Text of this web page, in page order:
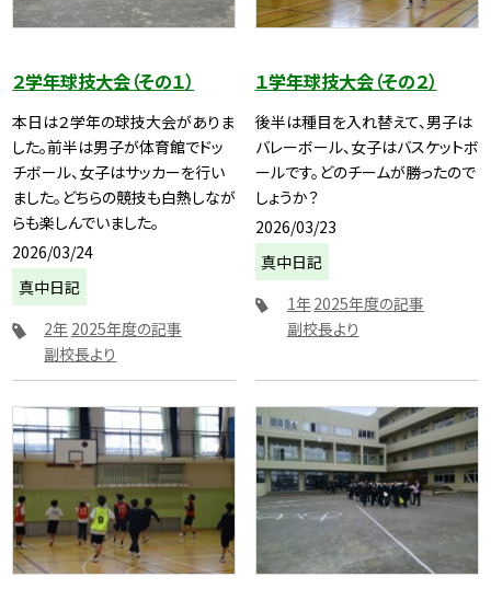
２学年球技大会（その１）
本日は２学年の球技大会がありま
した。前半は男子が体育館でドッ
チボール、女子はサッカーを行い
ました。どちらの競技も白熱しなが
らも楽しんでいました。
2026/03/24
真中日記
2年 2025年度の記事
副校長より
１学年球技大会（その２）
後半は種目を入れ替えて、男子は
バレーボール、女子はバスケットボ
ールです。どのチームが勝ったので
しょうか？
2026/03/23
真中日記
1年2025年度の記事
副校長より